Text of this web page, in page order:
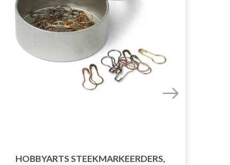
HOBBYARTS STEEKMARKEERDERS,